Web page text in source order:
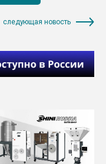
следующая новость